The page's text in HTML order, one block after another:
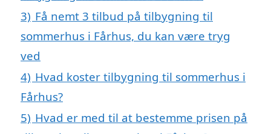
3) Få nemt 3 tilbud på tilbygning til
sommerhus i Fårhus, du kan være tryg
ved
4) Hvad koster tilbygning til sommerhus i
Fårhus?
5) Hvad er med til at bestemme prisen på